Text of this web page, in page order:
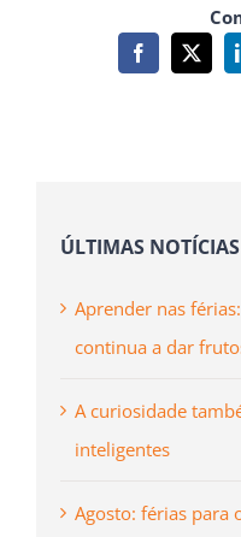
Facebook
X
ÚLTIMAS NOTÍCIAS
Aprender nas
continua a dar
A curiosidade
inteligentes
Agosto: férias para